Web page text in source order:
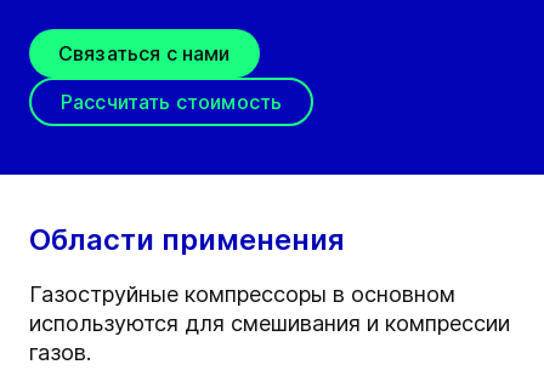
Связаться с нами
Рассчитать стоимость
Области применения
Газоструйные компрессоры в основном
используются для смешивания и компрессии
газов.